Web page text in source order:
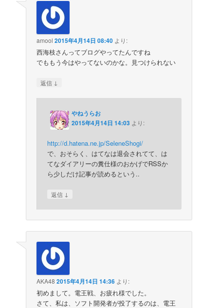
amool 2015年4月14日 08:40 より:
西海枝さんってブログやってたんですね
でももう今はやってないのかな。見つけられない
返信 ↓
やねうらお
2015年4月14日 14:03 より:
http://d.hatena.ne.jp/SeleneShogi/
で、おそらく、はてなは退会されてて、は
てなダイアリーの糞仕様のおかげでRSSか
ら少しだけ記事が読めるという..
返信 ↓
AKA48 2015年4月14日 14:36 より:
初めまして。電王戦、お疲れ様でした。
さて、私は、ソフト開発者が投了するのは、電王